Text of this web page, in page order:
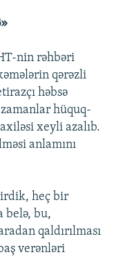
nin rəhbəri
qərəzli
həbsə
hüquq-
xeyli azalıb.
anlamını
heç bir
belə, bu,
qaldırılması
verənləri